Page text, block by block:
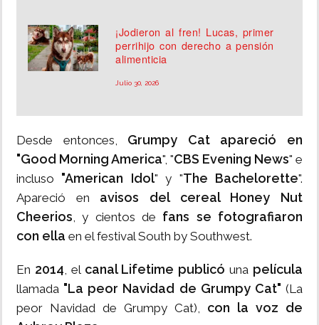
¡Jodieron al fren! Lucas, primer
perrihijo con derecho a pensión
alimenticia
Julio 30, 2026
Desde entonces, Grumpy Cat apareció en
"Good Morning America", "CBS Evening News" e
incluso "American Idol" y "The Bachelorette".
Apareció en avisos del cereal Honey Nut
Cheerios, y cientos de fans se fotografiaron
con ella en el festival South by Southwest.
En 2014, el canal Lifetime publicó una película
llamada "La peor Navidad de Grumpy Cat"(La
peor Navidad de Grumpy Cat), con la voz de